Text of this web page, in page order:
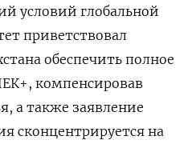
условий глобальной
приветствовал
обеспечить полное
компенсировав
а также заявление
сконцентрируется на